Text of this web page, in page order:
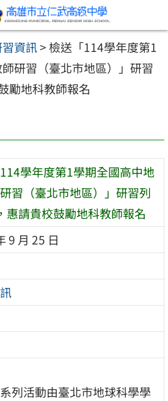
資訊> 檢送「114學年度第1
研習（臺北市地區）」研習
勵地科教師報名
學年度第1學期全國高中地
習（臺北市地區）」研習列
惠請貴校鼓勵地科教師報名
9 月 25 日
列活動由臺北市地球科學學